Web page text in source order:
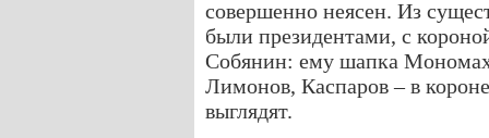
совершенно неясен. Из
были президентами, с
Собянин: ему шапка
Лимонов, Каспаров – в
выглядят.